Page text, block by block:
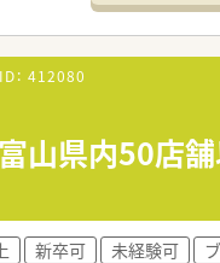
人物像について】
した募集ですが、かか
代半ばまで相談可能で
さま一人ひとりと向
業として全国に350
をスタートした実績
力しており、約25年
： 412080
富山県内50
新卒可 未経験可